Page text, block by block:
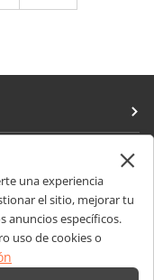
una experiencia
el sitio, mejorar tu
anuncios específicos.
uso de cookies o